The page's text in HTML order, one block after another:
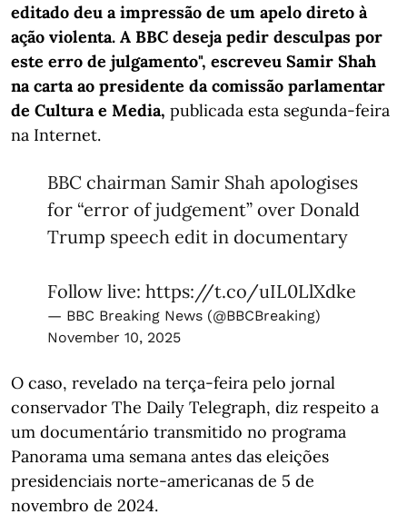
editado deu a impressão de um apelo direto à
ação violenta. A BBC deseja pedir desculpas por
este erro de julgamento", escreveu Samir Shah
na carta ao presidente da comissão parlamentar
de Cultura e Media, publicada esta segunda-feira
na Internet.
BBC chairman Samir Shah apologises
for “error of judgement” over Donald
Trump speech edit in documentary
Follow live: https://t.co/uIL0LlXdke
— BBC Breaking News (@BBCBreaking)
November 10, 2025
O caso, revelado na terça-feira pelo jornal
conservador The Daily Telegraph, diz respeito a
um documentário transmitido no programa
Panorama uma semana antes das eleições
presidenciais norte-americanas de 5 de
novembro de 2024.